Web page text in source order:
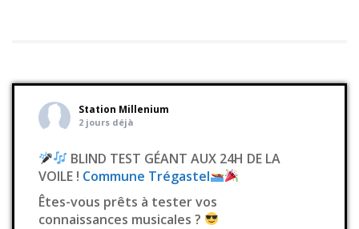
Station Millenium
2 jours déjà
BLIND TEST GÉANT AUX 24H DE LA
VOILE ! Commune Trégastel
Êtes-vous prêts à tester vos
connaissances musicales ?